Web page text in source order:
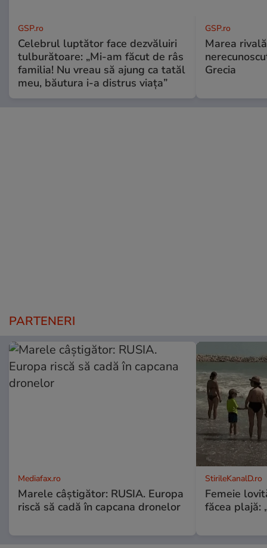
GSP.ro
Celebrul luptător face dezvăluiri
tulburătoare: „Mi-am făcut de râs
familia! Nu vreau să ajung ca tatăl
meu, băutura i-a distrus viața”
GSP.ro
Marea
Grecia
PARTENERI
Mediafax.ro
Marele câștigător: RUSIA. Europa
riscă să cadă în capcana dronelor
StirileKanalD.ro
Femeie
făcea plajă: